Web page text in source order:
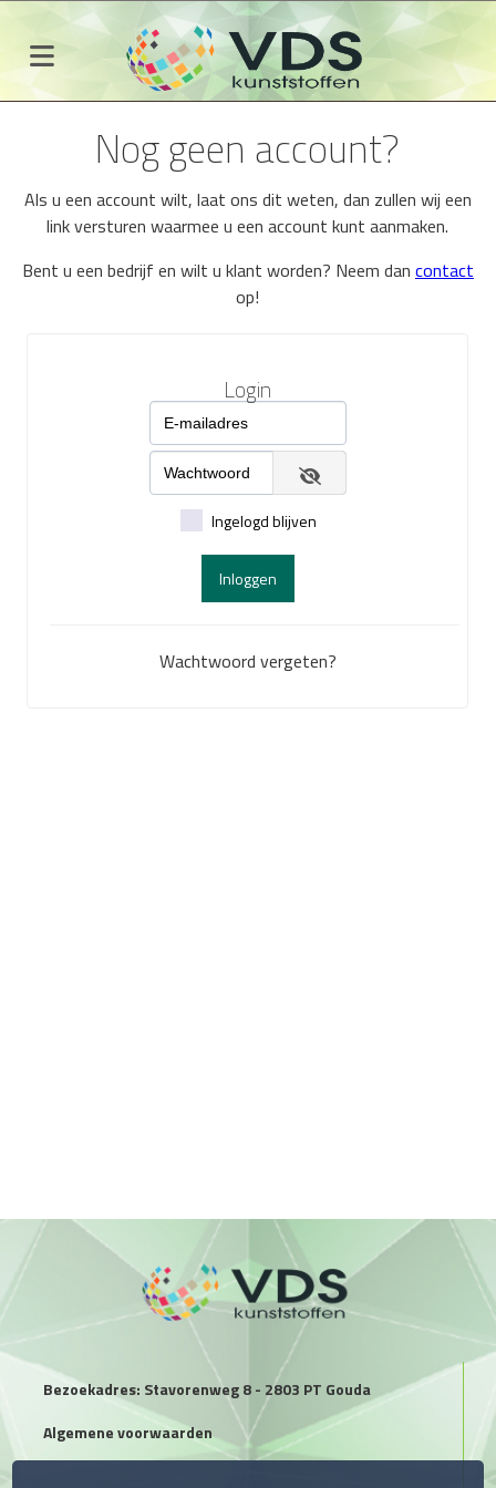
Nog geen account?
Als u een account wilt, laat ons dit weten, dan zullen wij een
link versturen waarmee u een account kunt aanmaken.
Bent u een bedrijf en wilt u klant worden? Neem dan contact
op!
Login
Ingelogd blijven
Inloggen
Wachtwoord vergeten?
Bezoekadres: Stavorenweg 8 - 2803 PT Gouda
Algemene voorwaarden